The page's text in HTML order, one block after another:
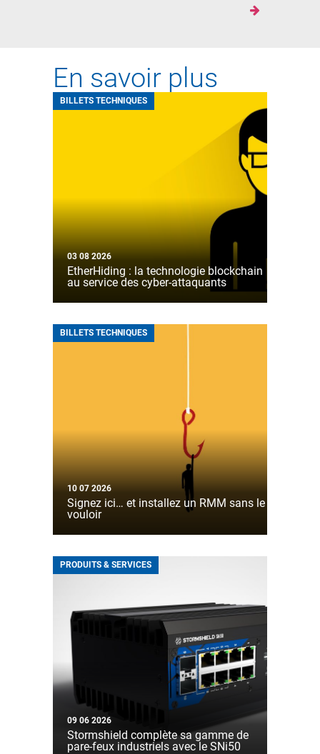
En savoir plus
BILLETS TECHNIQUES
03 08 2026
EtherHiding : la technologie blockchain
au service des cyber-attaquants
BILLETS TECHNIQUES
10 07 2026
Signez ici… et installez un RMM sans le
vouloir
PRODUITS & SERVICES
09 06 2026
Stormshield complète sa gamme de
pare-feux industriels avec le SNi50